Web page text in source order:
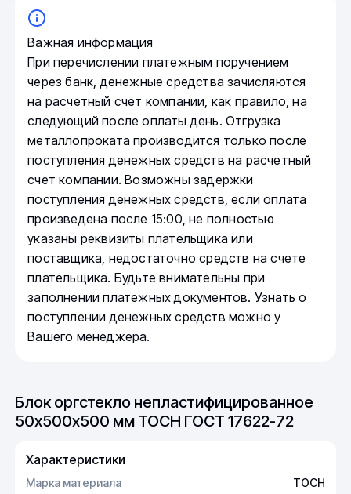
Важная информация
При перечислении платежным поручением
через банк, денежные средства зачисляются
на расчетный счет компании, как правило, на
следующий после оплаты день. Отгрузка
металлопроката производится только после
поступления денежных средств на расчетный
счет компании. Возможны задержки
поступления денежных средств, если оплата
произведена после 15:00, не полностью
указаны реквизиты плательщика или
поставщика, недостаточно средств на счете
плательщика. Будьте внимательны при
заполнении платежных документов. Узнать о
поступлении денежных средств можно у
Вашего менеджера.
Блок оргстекло непластифицированное
50х500х500 мм ТОСН ГОСТ 17622-72
Характеристики
Марка материала
ТОСН